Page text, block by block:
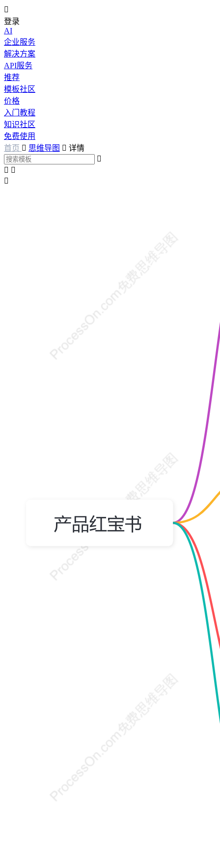

登录
AI
企业服务
解决方案
API服务
推荐
模板社区
价格
入门教程
知识社区
免费使用
首页  思维导图  详情

 
